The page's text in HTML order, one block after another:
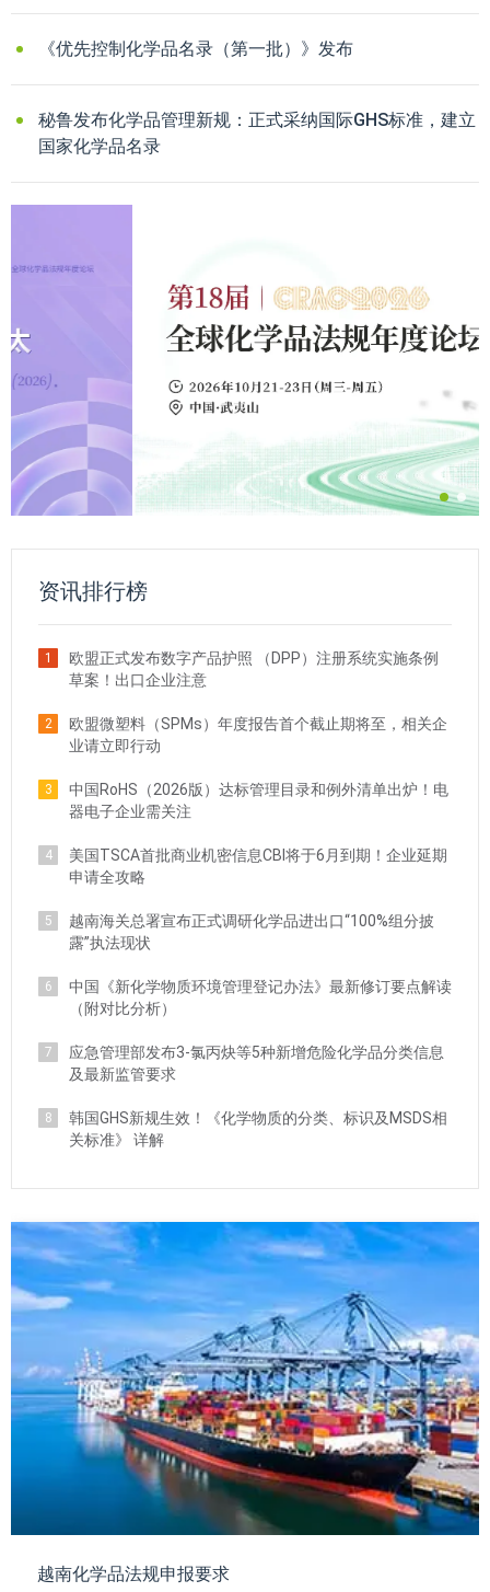
《优先控制化学品名录（第一批）》发布
秘鲁发布化学品管理新规：正式采纳国际GHS标准，建立
国家化学品名录
资讯排行榜
1
欧盟正式发布数字产品护照 （DPP）注册系统实施条例
草案！出口企业注意
2
欧盟微塑料（SPMs）年度报告首个截止期将至，相关企
业请立即行动
3
中国RoHS（2026版）达标管理目录和例外清单出炉！电
器电子企业需关注
4
美国TSCA首批商业机密信息CBI将于6月到期！企业延期
申请全攻略
5
越南海关总署宣布正式调研化学品进出口“100%组分披
露”执法现状
6
中国《新化学物质环境管理登记办法》最新修订要点解读
（附对比分析）
7
应急管理部发布3-氯丙炔等5种新增危险化学品分类信息
及最新监管要求
8
韩国GHS新规生效！《化学物质的分类、标识及MSDS相
关标准》 详解
越南化学品法规申报要求